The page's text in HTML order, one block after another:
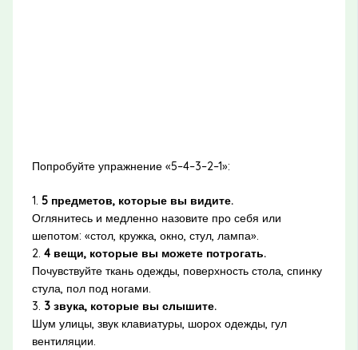
Попробуйте упражнение «5–4–3–2–1»:
1. 5 предметов, которые вы видите.
Оглянитесь и медленно назовите про себя или
шепотом: «стол, кружка, окно, стул, лампа».
2. 4 вещи, которые вы можете потрогать.
Почувствуйте ткань одежды, поверхность стола, спинку
стула, пол под ногами.
3. 3 звука, которые вы слышите.
Шум улицы, звук клавиатуры, шорох одежды, гул
вентиляции.